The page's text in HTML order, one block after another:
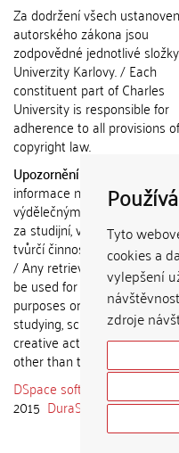
Tyto
cookies a
vylepšení
zdroje
Za dodržení všech
autorského zákona jsou
zodpovědné jednotlivé složky
Univerzity Karlovy. / Each
constituent part of Charles
University is responsible for
adherence to all provisions
copyright law.
Upozornění / Notice:
informace nemohou být
výdělečným účelům nebo
za studijní, vědeckou nebo
tvůrčí činnost jiné osoby než
/ Any retrieved information
be used for any commercial
purposes or claimed as
studying, scientific or any
creative activities of any
other than the author.
DSpace software
copyright
2015 DuraSpace